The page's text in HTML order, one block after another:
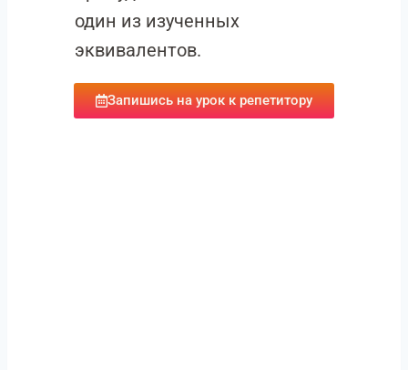
один из изученных
эквивалентов.
Запишись на урок к репетитору